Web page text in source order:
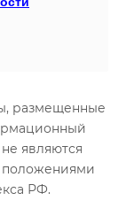
размещенные
являются
положениями
РФ.